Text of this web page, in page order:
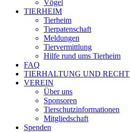
Vögel
TIERHEIM
Tierheim
Tierpatenschaft
Meldungen
Tiervermittlung
Hilfe rund ums Tierheim
FAQ
TIERHALTUNG UND RECHT
VEREIN
Über uns
Sponsoren
Tierschutzinformationen
Mitgliedschaft
Spenden